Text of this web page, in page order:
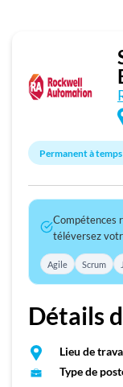
Permanent à
Compétences
téléversez
Agile Scrum
Détails
Lieu de
Type de